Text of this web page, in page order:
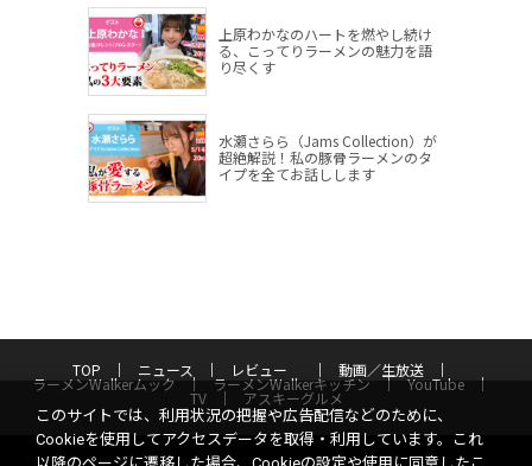
上原わかなのハートを燃やし続け
る、こってりラーメンの魅力を語
り尽くす
水瀬さらら（Jams Collection）が
超絶解説！私の豚骨ラーメンのタ
イプを全てお話しします
TOP ニュース レビュー 動画／生放送
ラーメンWalkerムック ラーメンWalkerキッチン YouTube
TV アスキーグルメ
このサイトでは、利用状況の把握や広告配信などのために、
Cookieを使用してアクセスデータを取得・利用しています。これ